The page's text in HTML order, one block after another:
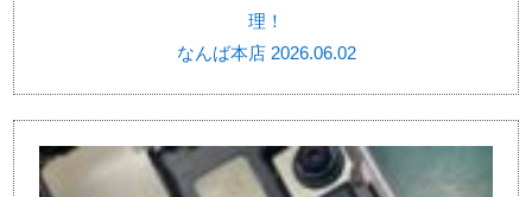
理！
なんば本店 2026.06.02